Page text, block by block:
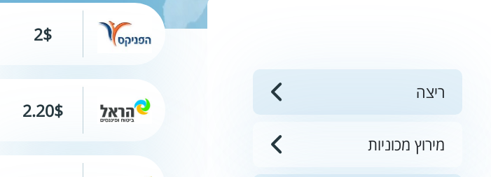
ריצה
מירוץ מכוניות
2$
2.20$